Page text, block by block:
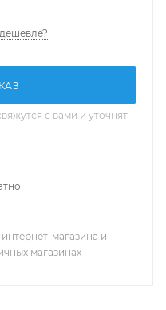
с вами и уточнят
магазина и
магазинах